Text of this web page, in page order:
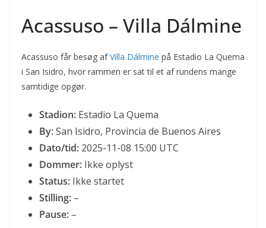
Acassuso – Villa Dálmine
Acassuso får besøg afVilla Dálmine på Estadio La Quema
i San Isidro, hvor rammen er sat til et af rundens mange
samtidige opgør.
Stadion: Estadio La Quema
By:San Isidro, Provincia de Buenos Aires
Dato/tid: 2025-11-08 15:00 UTC
Dommer: Ikke oplyst
Status: Ikke startet
Stilling: –
Pause: –